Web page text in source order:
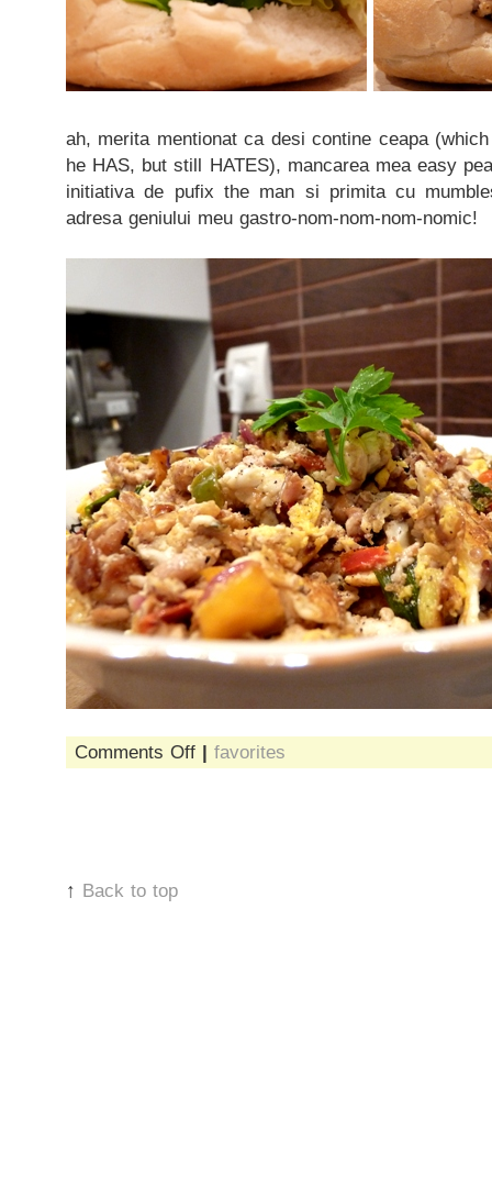
ah, merita mentionat ca desi contine ceapa
he HAS, but still HATES), mancarea mea easy
initiativa de pufix the man si primita cu
adresa geniului meu gastro-nom-nom-nom-nomic!
Comments Offon
reteta
| favorites
↑ Back to top